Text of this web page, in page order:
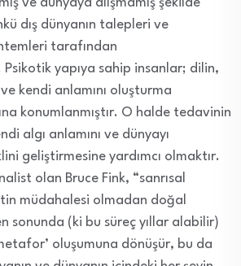
dış dünyanın talepleri ve
tarafından
yapıya sahip insanlar; dilin,
kendi anlamını oluşturma
konumlanmıştır. O halde tedavinin
algı anlamını ve dünyayı
geliştirmesine yardımcı olmaktır.
olan Bruce Fink, “sanrısal
müdahalesi olmadan doğal
en sonunda (ki bu süreç yıllar alabilir)
metafor’ oluşumuna dönüşür, bu da